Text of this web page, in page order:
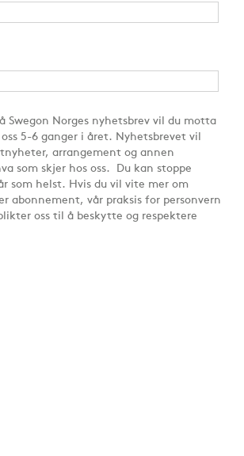
Swegon Norges nyhetsbrev vil du motta
5-6 ganger i året. Nyhetsbrevet vil
arrangement og annen
som skjer hos oss. Du kan stoppe
som helst. Hvis du vil vite mer om
abonnement, vår praksis for personvern
oss til å beskytte og respektere